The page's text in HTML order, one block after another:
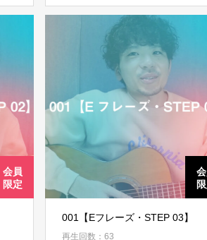
001【Eフレーズ・STEP 03】
再生回数：63